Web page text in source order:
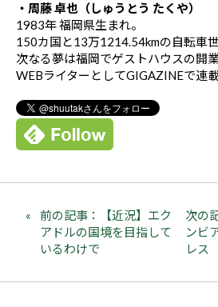
・周藤 卓也（しゅうとう たくや）
1983年 福岡県生まれ。
150カ国と13万1214.54kmの自転車世
次なる夢は福岡でゲストハウスの開業
WEBライターとしてGIGAZINEで連
前の記事：【近況】エク
アドルの国境を目指して
いるわけで
次の
ンビ
レス